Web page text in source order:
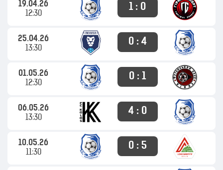
19.04.26
12:30
1 : 0
25.04.26
13:30
0 : 4
01.05.26
12:30
0 : 1
06.05.26
13:30
4 : 0
10.05.26
11:30
0 : 5